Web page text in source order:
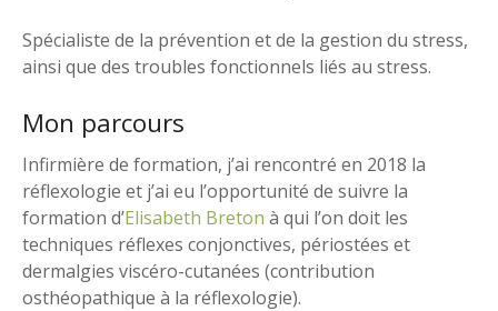
Spécialiste de la prévention et de la gestion du stress,
ainsi que des troubles fonctionnels liés au stress.
Mon parcours
Infirmière de formation, j’ai rencontré en 2018 la
réflexologie et j’ai eu l’opportunité de suivre la
formation d’Elisabeth Breton à qui l’on doit les
techniques réflexes conjonctives, périostées et
dermalgies viscéro-cutanées (contribution
osthéopathique à la réflexologie).